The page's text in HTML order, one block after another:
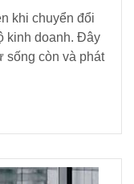
khi chuyển đổi
kinh doanh. Đây
sống còn và phát